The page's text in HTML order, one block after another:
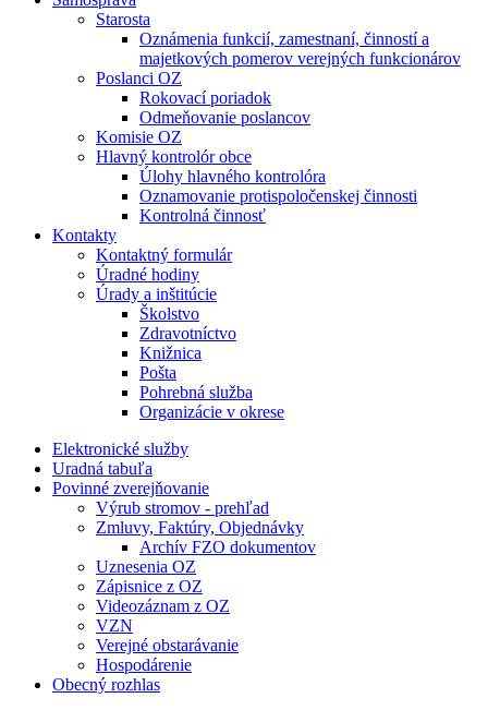
Starosta
Oznámenia funkcií, zamestnaní, činností a
majetkových pomerov verejných funkcionárov
Poslanci OZ
Rokovací poriadok
Odmeňovanie poslancov
Komisie OZ
Hlavný kontrolór obce
Úlohy hlavného kontrolóra
Oznamovanie protispoločenskej činnosti
Kontrolná činnosť
Kontakty
Kontaktný formulár
Úradné hodiny
Úrady a inštitúcie
Školstvo
Zdravotníctvo
Knižnica
Pošta
Pohrebná služba
Organizácie v okrese
Elektronické služby
Uradná tabuľa
Povinné zverejňovanie
Výrub stromov - prehľad
Zmluvy, Faktúry, Objednávky
Archív FZO dokumentov
Uznesenia OZ
Zápisnice z OZ
Videozáznam z OZ
VZN
Verejné obstarávanie
Hospodárenie
Obecný rozhlas